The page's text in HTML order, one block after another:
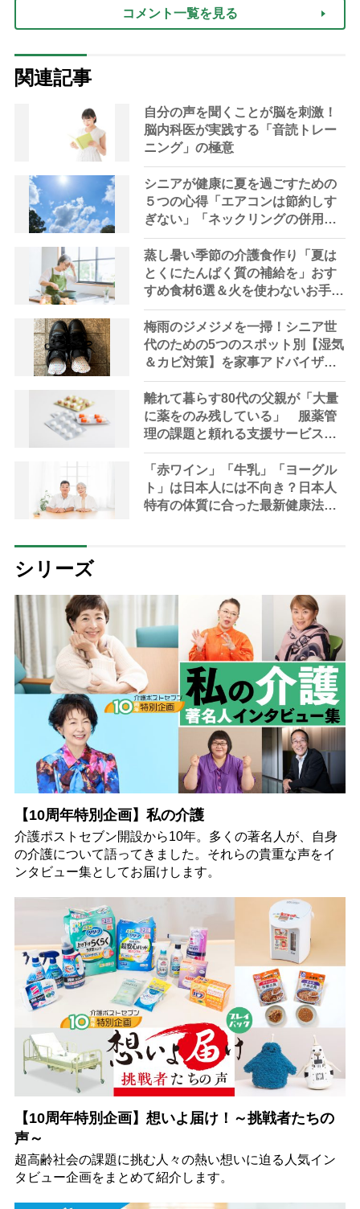
コメント一覧を見る
関連記事
自分の声を聞くことが脳を刺激！
脳内科医が実践する「音読トレー
ニング」の極意
シニアが健康に夏を過ごすための
５つの心得「エアコンは節約しす
ぎない」「ネックリングの併用で
電気代をお得に」【節約＆家事ア
ドバイザー解説】
蒸し暑い季節の介護食作り「夏は
とくにたんぱく質の補給を」おす
すめ食材6選＆火を使わないお手軽
レシピ3選【管理栄養士提案】
梅雨のジメジメを一掃！シニア世
代のための5つのスポット別【湿気
＆カビ対策】を家事アドバイザー
が指南
離れて暮らす80代の父親が「大量
に薬をのみ残している」 服薬管
理の課題と頼れる支援サービスを
専門家が解説
「赤ワイン」「牛乳」「ヨーグル
ト」は日本人には不向き？日本人
特有の体質に合った最新健康法を
シリーズ
【10周年特別企画】私の介護
介護ポストセブン開設から10年。多くの著名人が、自身
の介護について語ってきました。それらの貴重な声をイ
ンタビュー集としてお届けします。
【10周年特別企画】想いよ届け！～挑戦者たちの
声～
超高齢社会の課題に挑む人々の熱い想いに迫る人気イン
タビュー企画をまとめて紹介します。